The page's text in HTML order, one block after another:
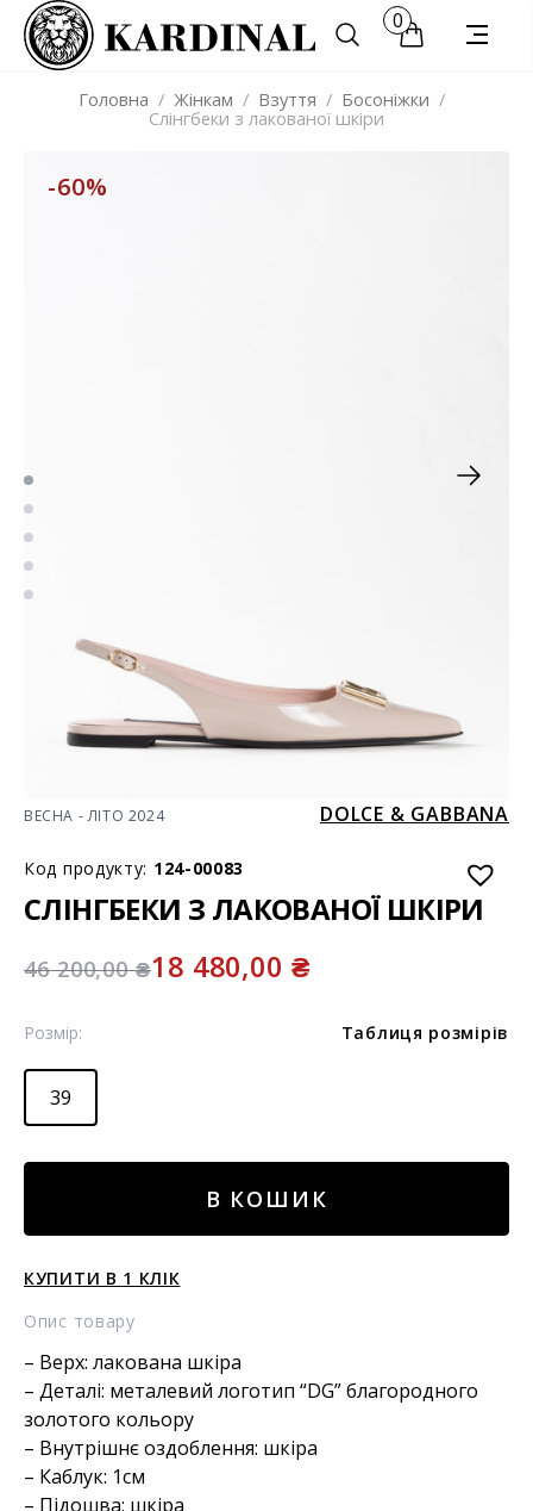
0
Головна / Жінкам / Взуття / Босоніжки /
Слінгбеки з лакованої шкіри
-60%
ВЕСНА - ЛІТО 2024 DOLCE & GABBANA
Код продукту: 124-00083
СЛІНГБЕКИ З ЛАКОВАНОЇ ШКІРИ
46 200,00₴18 480,00 ₴
Розмір: Таблиця розмірів
39
лакованої
кількість
В КОШИК
КУПИТИ В 1 КЛІК
Опис товару
– Верх: лакована шкіра
– Деталі: металевий логотип “DG” благородного
золотого кольору
– Внутрішнє оздоблення: шкіра
– Каблук: 1см
– Підошва: шкіра